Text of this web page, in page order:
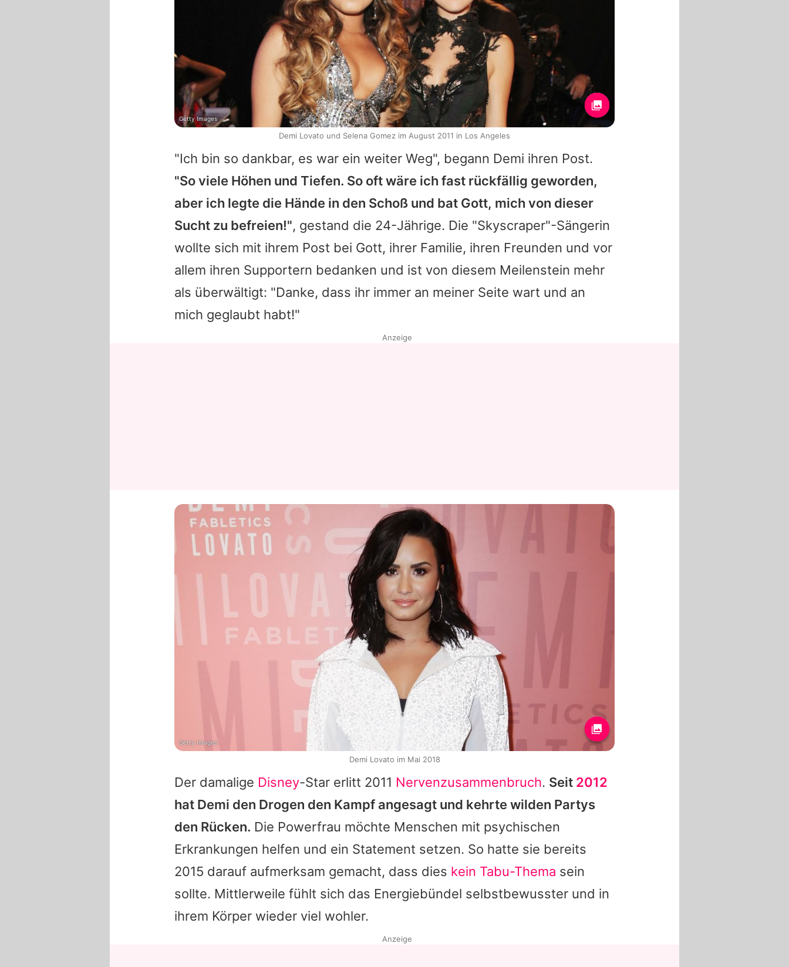
"Ich bin so dankbar, es war ein weiter Weg", begann Demi ihren Post.
"So viele Höhen und Tiefen. So oft wäre ich fast rückfällig geworden,
aber ich legte die Hände in den Schoß und bat Gott, mich von dieser
Sucht zu befreien!", gestand die 24-Jährige. Die "Skyscraper"-Sängerin
wollte sich mit ihrem Post bei Gott, ihrer Familie, ihren Freunden und vor
allem ihren Supportern bedanken und ist von diesem Meilenstein mehr
als überwältigt: "Danke, dass ihr immer an meiner Seite wart und an
mich geglaubt habt!"
Der damalige Disney-Star erlitt 2011 Nervenzusammenbruch. Seit 2012
hat Demi den Drogen den Kampf angesagt und kehrte wilden Partys
den Rücken. Die Powerfrau möchte Menschen mit psychischen
Erkrankungen helfen und ein Statement setzen. So hatte sie bereits
2015 darauf aufmerksam gemacht, dass dies kein Tabu-Thema sein
sollte. Mittlerweile fühlt sich das Energiebündel selbstbewusster und in
ihrem Körper wieder viel wohler.
Getty Images
Demi Lovato und Selena Gomez im August 2011 in Los Angeles
Anzeige
Getty Images
Demi Lovato im Mai 2018
Anzeige